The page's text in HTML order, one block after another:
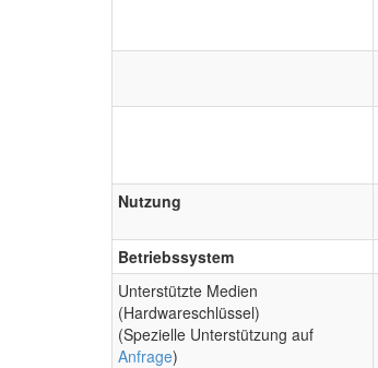
Nutzung
Betriebssystem
Unterstützte Medien
(Hardwareschlüssel)
(Spezielle Unterstützung auf
Anfrage)